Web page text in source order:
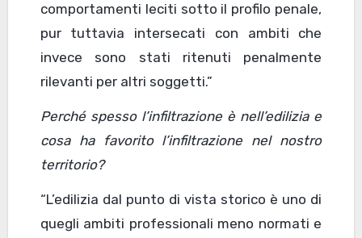
comportamenti leciti sotto il profilo penale,
pur tuttavia intersecati con ambiti che
invece sono stati ritenuti penalmente
rilevanti per altri soggetti.”
Perché spesso l’infiltrazione è nell’edilizia e
cosa ha favorito l’infiltrazione nel nostro
territorio?
“L’edilizia dal punto di vista storico è uno di
quegli ambiti professionali meno normati e